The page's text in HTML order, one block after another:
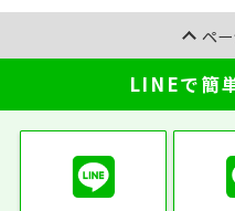
ペ
LINEで簡